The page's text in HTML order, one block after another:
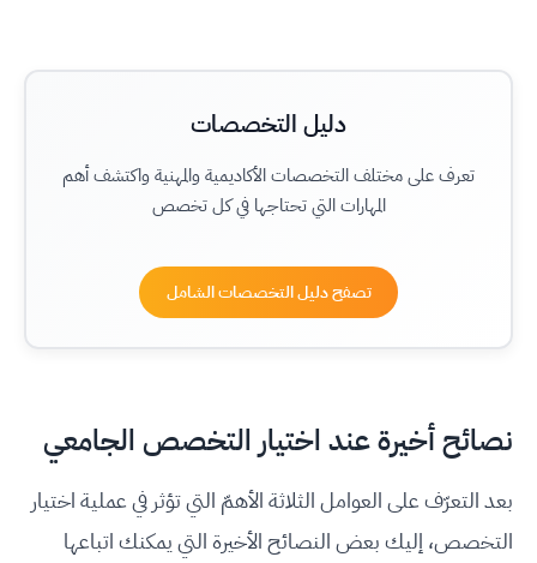
دليل التخصصات
تعرف على مختلف التخصصات الأكاديمية والمهنية واكتشف أهم
المهارات التي تحتاجها في كل تخصص
تصفح دليل التخصصات الشامل
نصائح أخيرة عند اختيار التخصص الجامعي
بعد التعرّف على العوامل الثلاثة الأهمّ التي تؤثر في عملية اختيار
التخصص، إليك بعض النصائح الأخيرة التي يمكنك اتباعها